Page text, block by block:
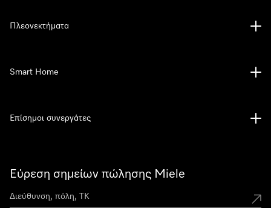
Εύρεση σημείων πώλησης Miele
Πλεονεκτήματα
Smart Home
Επίσημοι συνεργάτες